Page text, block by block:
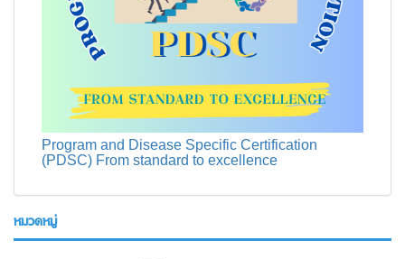
Program and Disease Specific Certification
(PDSC) From standard to excellence
หมวดหมู่